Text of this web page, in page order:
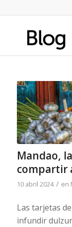
Mandao,
compartir
10 abril 2024 / en
Las tarjetas
infundir